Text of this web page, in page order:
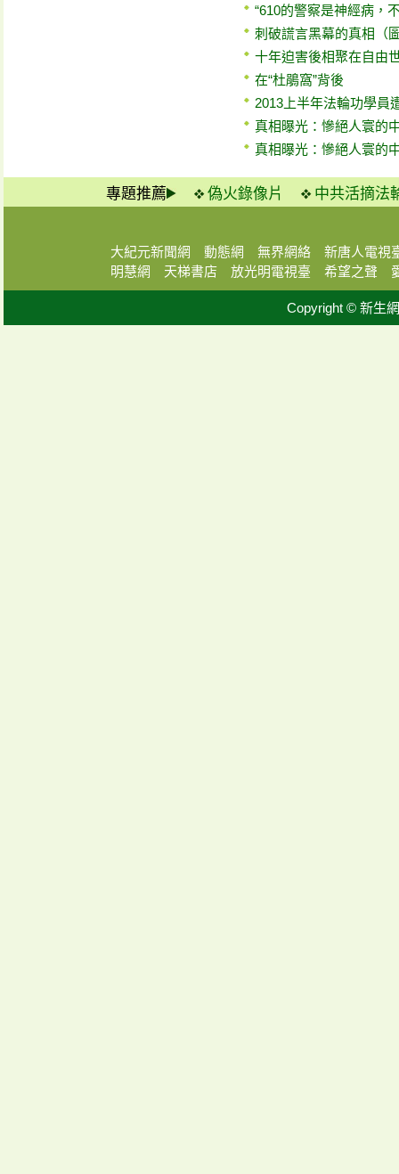
“610的警察是神經病，
刺破謊言黑幕的真相（
十年迫害後相聚在自由
在“杜鵑窩”背後
2013上半年法輪功學員
真相曝光：慘絕人寰的
真相曝光：慘絕人寰的
專題推薦 偽火錄像片 中共活摘法
大紀元新聞網 動態網 無界網絡
新唐人電視
明慧網
天梯書店 放光明電視臺 希望之聲
Copyright © 新生